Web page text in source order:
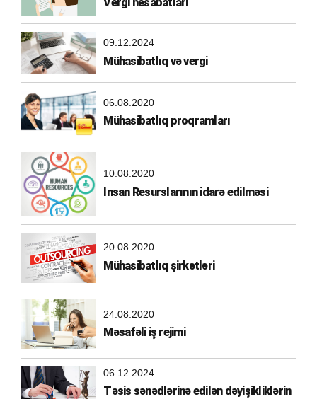
09.12.2024
Mühasibatlıq və vergi
06.08.2020
Mühasibatlıq proqramları
10.08.2020
Insan Resurslarının idarə edilməsi
20.08.2020
Mühasibatlıq şirkətləri
24.08.2020
Məsafəli iş rejimi
06.12.2024
Təsis sənədlərinə edilən dəyişikliklərin